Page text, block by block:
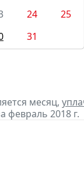
24
25
31
месяц,
февраль 2018 г.